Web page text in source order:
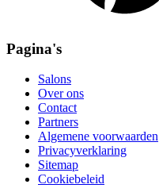
Pagina's
Salons
Over ons
Contact
Partners
Algemene voorwaarden
Privacyverklaring
Sitemap
Cookiebeleid